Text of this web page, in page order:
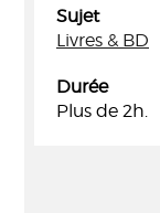
Sujet
Livres & BD
Durée
Plus de 2h.